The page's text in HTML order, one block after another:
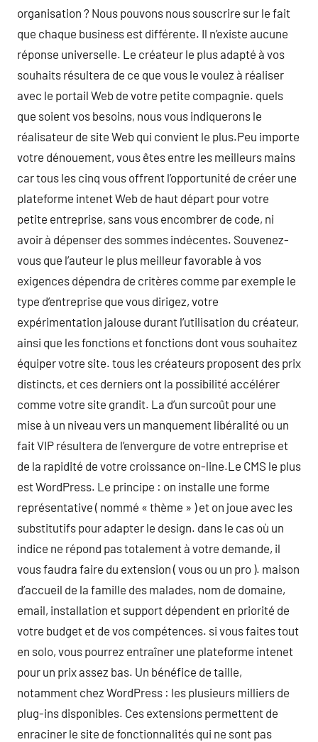
organisation ? Nous pouvons nous souscrire sur le fait
que chaque business est différente. Il n’existe aucune
réponse universelle. Le créateur le plus adapté à vos
souhaits résultera de ce que vous le voulez à réaliser
avec le portail Web de votre petite compagnie. quels
que soient vos besoins, nous vous indiquerons le
réalisateur de site Web qui convient le plus.Peu importe
votre dénouement, vous êtes entre les meilleurs mains
car tous les cinq vous offrent l’opportunité de créer une
plateforme intenet Web de haut départ pour votre
petite entreprise, sans vous encombrer de code, ni
avoir à dépenser des sommes indécentes. Souvenez-
vous que l’auteur le plus meilleur favorable à vos
exigences dépendra de critères comme par exemple le
type d’entreprise que vous dirigez, votre
expérimentation jalouse durant l’utilisation du créateur,
ainsi que les fonctions et fonctions dont vous souhaitez
équiper votre site. tous les créateurs proposent des prix
distincts, et ces derniers ont la possibilité accélérer
comme votre site grandit. La d’un surcoût pour une
mise à un niveau vers un manquement libéralité ou un
fait VIP résultera de l’envergure de votre entreprise et
de la rapidité de votre croissance on-line.Le CMS le plus
est WordPress. Le principe : on installe une forme
représentative ( nommé « thème » ) et on joue avec les
substitutifs pour adapter le design. dans le cas où un
indice ne répond pas totalement à votre demande, il
vous faudra faire du extension ( vous ou un pro ). maison
d’accueil de la famille des malades, nom de domaine,
email, installation et support dépendent en priorité de
votre budget et de vos compétences. si vous faites tout
en solo, vous pourrez entraîner une plateforme intenet
pour un prix assez bas. Un bénéfice de taille,
notamment chez WordPress : les plusieurs milliers de
plug-ins disponibles. Ces extensions permettent de
enraciner le site de fonctionnalités qui ne sont pas